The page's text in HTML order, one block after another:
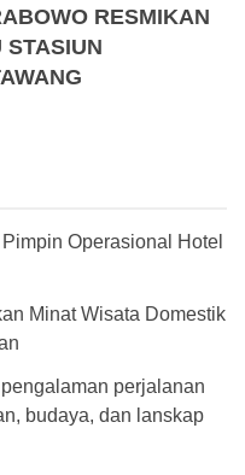
RESMIKAN
Operasional Hotel
Minat Wisata Domestik
perjalanan
budaya, dan lanskap